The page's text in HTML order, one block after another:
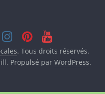
. Tous droits réservés.
Propulsé parWordPress.